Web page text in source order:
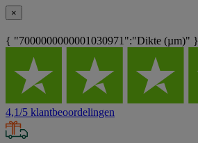
×
{ "7000000000001030971":"Dikte (µm)" }
4,1/5 klantbeoordelingen